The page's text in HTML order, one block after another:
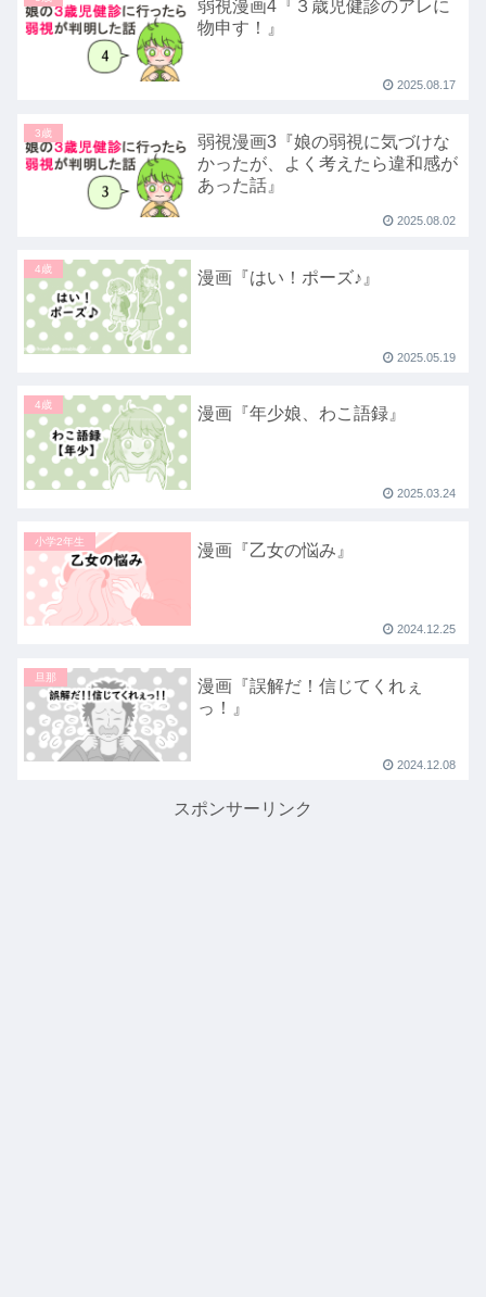
弱視漫画4『３歳児健診のアレに
物申す！』
2025.08.17
3歳
弱視漫画3『娘の弱視に気づけな
かったが、よく考えたら違和感が
あった話』
2025.08.02
4歳 漫画『はい！ポーズ♪』
2025.05.19
4歳 漫画『年少娘、わこ語録』
2025.03.24
小学2年生 漫画『乙女の悩み』
2024.12.25
旦那
漫画『誤解だ！信じてくれぇ
っ！』
2024.12.08
スポンサーリンク